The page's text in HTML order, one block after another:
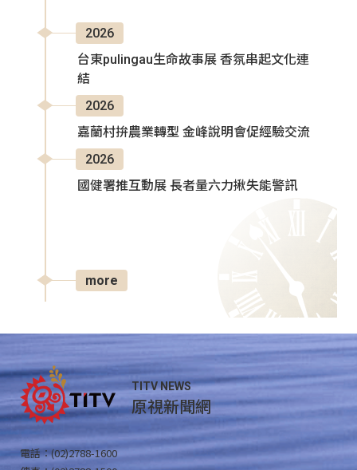
2026
台東pulingau生命故事展 香氛串起文化連
結
2026
嘉蘭村拚農業轉型 金峰說明會促經驗交流
2026
國健署推互動展 長者量六力揪失能警訊
more
TITV NEWS
原視新聞網
電話：(02)2788-1600